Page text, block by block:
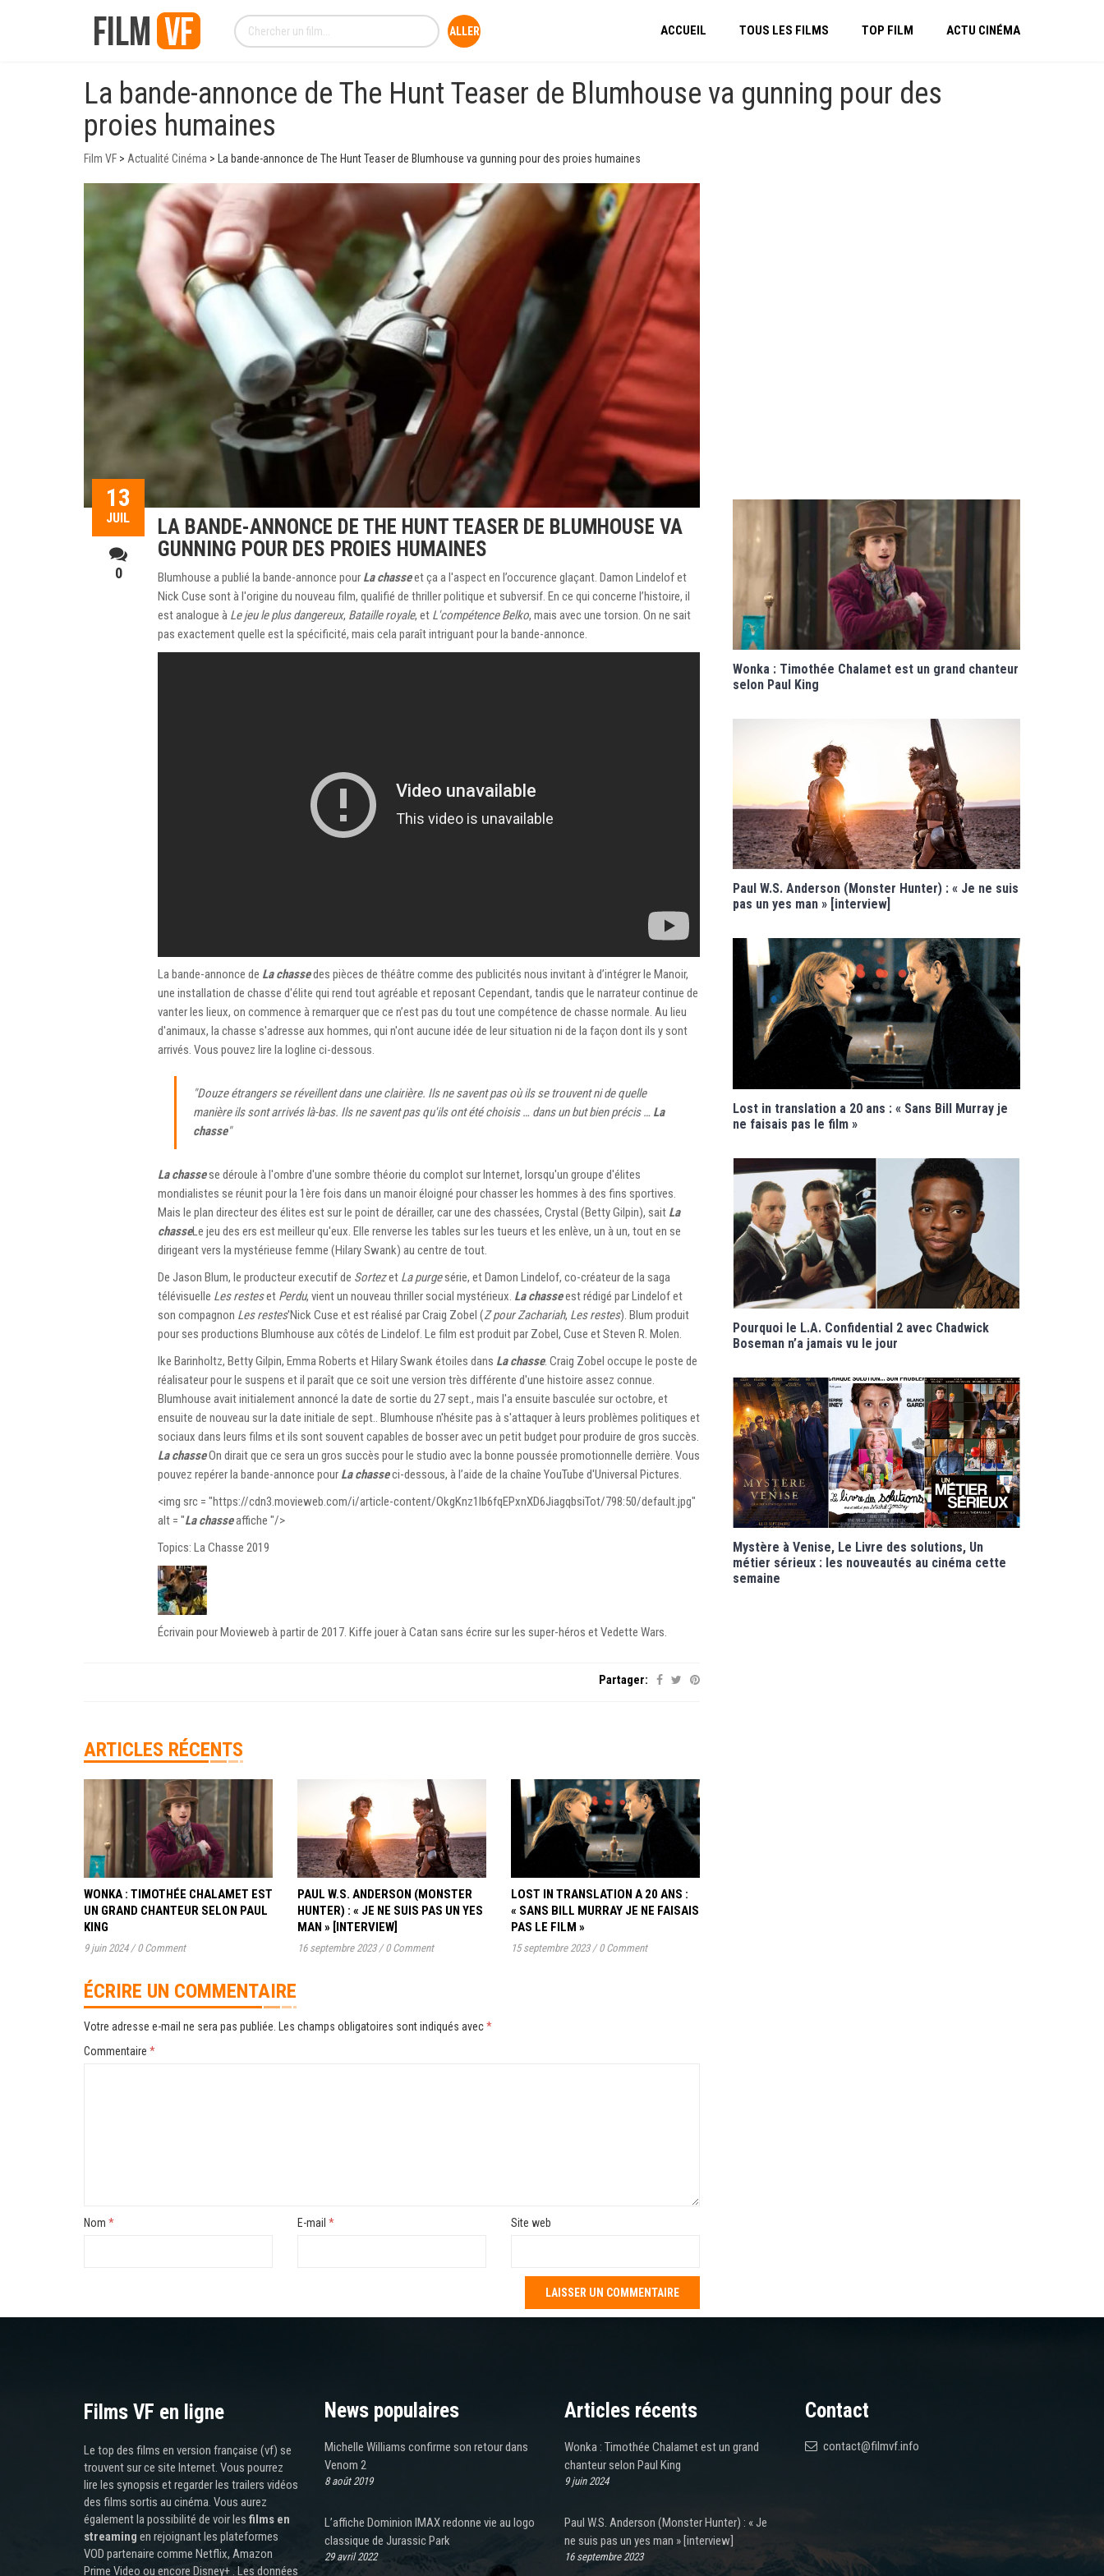
ACCUEIL TOUS LES FILMS TOP FILM ACTU CINÉMA
La bande-annonce de The Hunt Teaser de Blumhouse va gunning pour des
proies humaines
Film VF > Actualité Cinéma > La bande-annonce de The Hunt Teaser de Blumhouse va gunning pour des proies humaines
13
JUIL
0
LA BANDE-ANNONCE DE THE HUNT TEASER DE BLUMHOUSE VA
GUNNING POUR DES PROIES HUMAINES
Blumhouse a publié la bande-annonce pour La chasseet ça a l'aspect en l’occurence glaçant. Damon Lindelof et
Nick Cuse sont à l'origine du nouveau film, qualifié de thriller politique et subversif. En ce qui concerne l’histoire, il
est analogue à Le jeu le plus dangereux, Bataille royale, et L'compétence Belko, mais avec une torsion. On ne sait
pas exactement quelle est la spécificité, mais cela paraît intriguant pour la bande-annonce.
La bande-annonce de La chassedes pièces de théâtre comme des publicités nous invitant à d’intégrer le Manoir,
une installation de chasse d'élite qui rend tout agréable et reposant Cependant, tandis que le narrateur continue de
vanter les lieux, on commence à remarquer que ce n’est pas du tout une compétence de chasse normale. Au lieu
d'animaux, la chasse s'adresse aux hommes, qui n'ont aucune idée de leur situation ni de la façon dont ils y sont
arrivés. Vous pouvez lire la logline ci-dessous.
"Douze étrangers se réveillent dans une clairière. Ils ne savent pas où ils se trouvent ni de quelle
manière ils sont arrivés là-bas. Ils ne savent pas qu'ils ont été choisis … dans un but bien précis … La
chasse"
La chassese déroule à l'ombre d'une sombre théorie du complot sur Internet, lorsqu'un groupe d'élites
mondialistes se réunit pour la 1ère fois dans un manoir éloigné pour chasser les hommes à des fins sportives.
Mais le plan directeur des élites est sur le point de dérailler, car une des chassées, Crystal (Betty Gilpin), sait La
chasseLe jeu des ers est meilleur qu'eux. Elle renverse les tables sur les tueurs et les enlève, un à un, tout en se
dirigeant vers la mystérieuse femme (Hilary Swank) au centre de tout.
De Jason Blum, le producteur executif de Sortezet La purgesérie, et Damon Lindelof, co-créateur de la saga
télévisuelle Les resteset Perdu, vient un nouveau thriller social mystérieux. La chasseest rédigé par Lindelof et
son compagnon Les restes'Nick Cuse et est réalisé par Craig Zobel (Z pour Zachariah, Les restes). Blum produit
pour ses productions Blumhouse aux côtés de Lindelof. Le film est produit par Zobel, Cuse et Steven R. Molen.
Ike Barinholtz, Betty Gilpin, Emma Roberts et Hilary Swank étoiles dans La chasse. Craig Zobel occupe le poste de
réalisateur pour le suspens et il paraît que ce soit une version très différente d'une histoire assez connue.
Blumhouse avait initialement annoncé la date de sortie du 27 sept., mais l'a ensuite basculée sur octobre, et
ensuite de nouveau sur la date initiale de sept.. Blumhouse n'hésite pas à s'attaquer à leurs problèmes politiques et
sociaux dans leurs films et ils sont souvent capables de bosser avec un petit budget pour produire de gros succès.
La chasseOn dirait que ce sera un gros succès pour le studio avec la bonne poussée promotionnelle derrière. Vous
pouvez repérer la bande-annonce pour La chasseci-dessous, à l’aide de la chaîne YouTube d'Universal Pictures.
<img src = "https://cdn3.movieweb.com/i/article-content/OkgKnz1lb6fqEPxnXD6JiagqbsiTot/798:50/default.jpg"
alt = "La chasseaffiche "/>
Topics: La Chasse 2019
Écrivain pour Movieweb à partir de 2017. Kiffe jouer à Catan sans écrire sur les super-héros et Vedette Wars.
Partager:
ARTICLES RÉCENTS
WONKA : TIMOTHÉE CHALAMET EST
UN GRAND CHANTEUR SELON PAUL
KING
9 juin 2024 / 0 Comment
PAUL W.S. ANDERSON (MONSTER
HUNTER) : « JE NE SUIS PAS UN YES
MAN » [INTERVIEW]
16 septembre 2023 / 0 Comment
LOST IN TRANSLATION A 20 ANS :
« SANS BILL MURRAY JE NE FAISAIS
PAS LE FILM »
15 septembre 2023 / 0 Comment
ÉCRIRE UN COMMENTAIRE
Votre adresse e-mail ne sera pas publiée. Les champs obligatoires sont indiqués avec*
Commentaire *
Nom * E-mail * Site web
Wonka : Timothée Chalamet est un grand chanteur
selon Paul King
Paul W.S. Anderson (Monster Hunter) : « Je ne suis
pas un yes man » [interview]
Lost in translation a 20 ans : « Sans Bill Murray je
ne faisais pas le film »
Pourquoi le L.A. Confidential 2 avec Chadwick
Boseman n’a jamais vu le jour
Mystère à Venise, Le Livre des solutions, Un
métier sérieux : les nouveautés au cinéma cette
semaine
Films VF en ligne
Le top des films en version française (vf) se
trouvent sur ce site Internet. Vous pourrez
lire les synopsis et regarder les trailers vidéos
des films sortis au cinéma. Vous aurez
également la possibilité de voir les films en
streaming en rejoignant les plateformes
VOD partenaire comme Netflix, Amazon
Prime Video ou encore Disney+ . Les données
News populaires
Michelle Williams confirme son retour dans
Venom 2
8 août 2019
L’affiche Dominion IMAX redonne vie au logo
classique de Jurassic Park
29 avril 2022
Articles récents
Wonka : Timothée Chalamet est un grand
chanteur selon Paul King
9 juin 2024
Paul W.S. Anderson (Monster Hunter) : « Je
ne suis pas un yes man » [interview]
16 septembre 2023
Contact
contact@filmvf.info